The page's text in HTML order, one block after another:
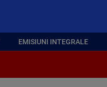
EMISIUNI INTEGRALE